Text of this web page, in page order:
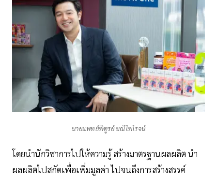
นายแพทย์พิฑูรย์ มณีไพโรจน์
โดยนำนักวิชาการไปให้ความรู้ สร้างมาตรฐานผลผลิต นำ
ผลผลิตไปสกัดเพื่อเพิ่มมูลค่า ไปจนถึงการสร้างสรรค์